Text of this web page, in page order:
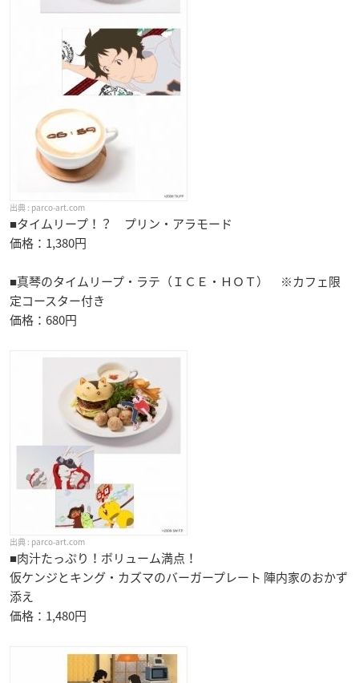
parco-art.com
■タイムリープ！？ プリン・アラモード
価格：1,380円
■真琴のタイムリープ・ラテ（ＩＣＥ・ＨＯＴ） ※カフェ限
定コースター付き
価格：680円
parco-art.com
■肉汁たっぷり！ボリューム満点！
仮ケンジとキング・カズマのバーガープレート 陣内家のおかず
添え
価格：1,480円